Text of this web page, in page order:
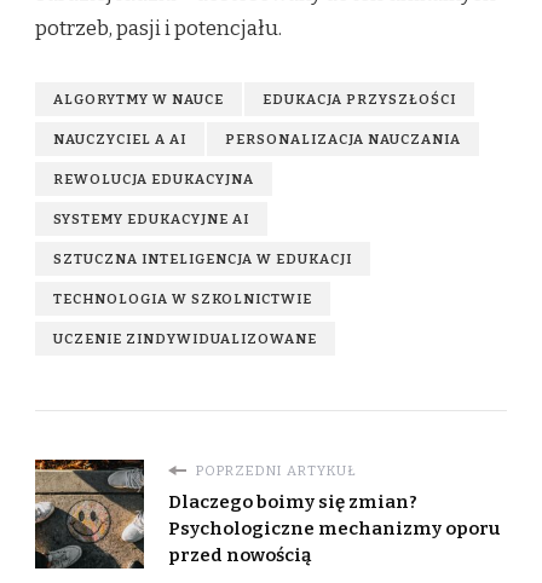
potrzeb, pasji i potencjału.
ALGORYTMY W NAUCE EDUKACJA PRZYSZŁOŚCI
NAUCZYCIEL A AI PERSONALIZACJA NAUCZANIA
REWOLUCJA EDUKACYJNA
SYSTEMY EDUKACYJNE AI
SZTUCZNA INTELIGENCJA W EDUKACJI
TECHNOLOGIA W SZKOLNICTWIE
UCZENIE ZINDYWIDUALIZOWANE
POPRZEDNI ARTYKUŁ
Dlaczego boimy się zmian?
Psychologiczne mechanizmy oporu
przed nowością